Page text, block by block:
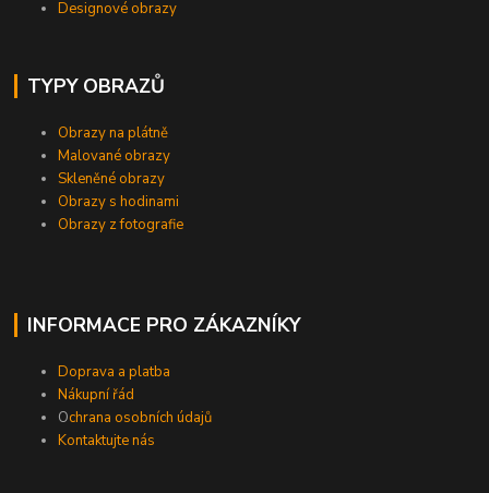
Designové obrazy
TYPY OBRAZŮ
Obrazy na plátně
Malované obrazy
Skleněné obrazy
Obrazy s hodinami
Obrazy z fotografie
INFORMACE PRO ZÁKAZNÍKY
Doprava a platba
Nákupní řád
Ochrana osobních údajů
Kontaktujte nás